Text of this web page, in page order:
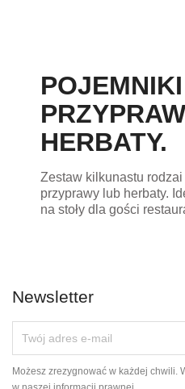
HERBATY.
Zestaw kilkunastu
przyprawy lub herbaty.
na stoły dla gości
Newsletter
Możesz zrezygnować w każdej chwili.